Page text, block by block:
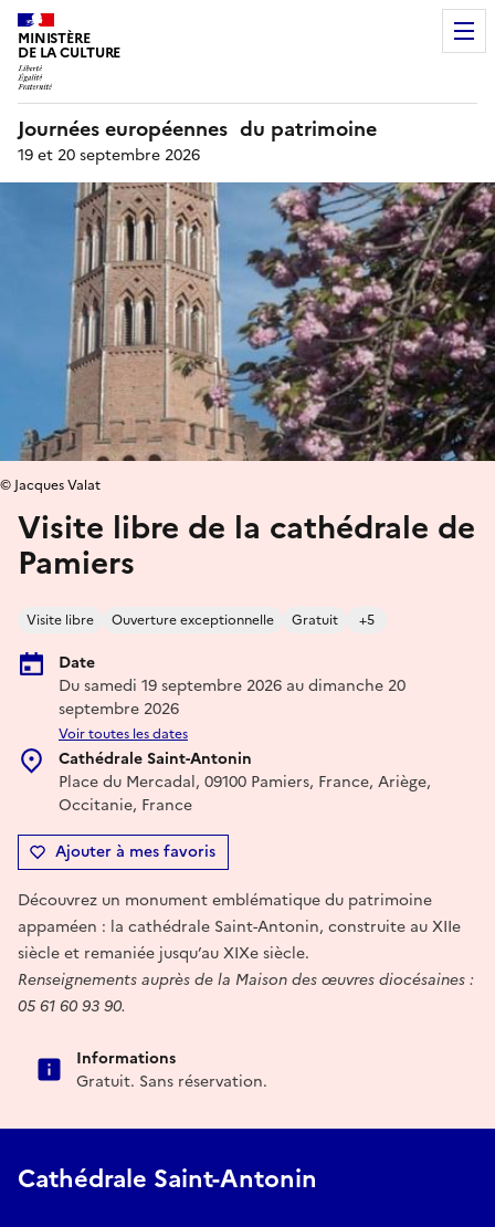
MINISTÈRE
DE LA CULTURE
Journées européennes du patrimoine
19 et 20 septembre 2026
Visite libre de la cathédrale de
Pamiers
Visite libre Ouverture exceptionnelle Gratuit +5
Date
Du samedi 19 septembre 2026 au dimanche 20
septembre 2026
Voir toutes les dates
Cathédrale Saint-Antonin
Place du Mercadal, 09100 Pamiers, France, Ariège,
Occitanie, France
Ajouter à mes favoris
© Jacques Valat
Découvrez un monument emblématique du patrimoine
appaméen : la cathédrale Saint-Antonin, construite au XIIe
siècle et remaniée jusqu’au XIXe siècle.
Renseignements auprès de la Maison des œuvres diocésaines :
05 61 60 93 90.
Informations
Gratuit. Sans réservation.
Cathédrale Saint-Antonin